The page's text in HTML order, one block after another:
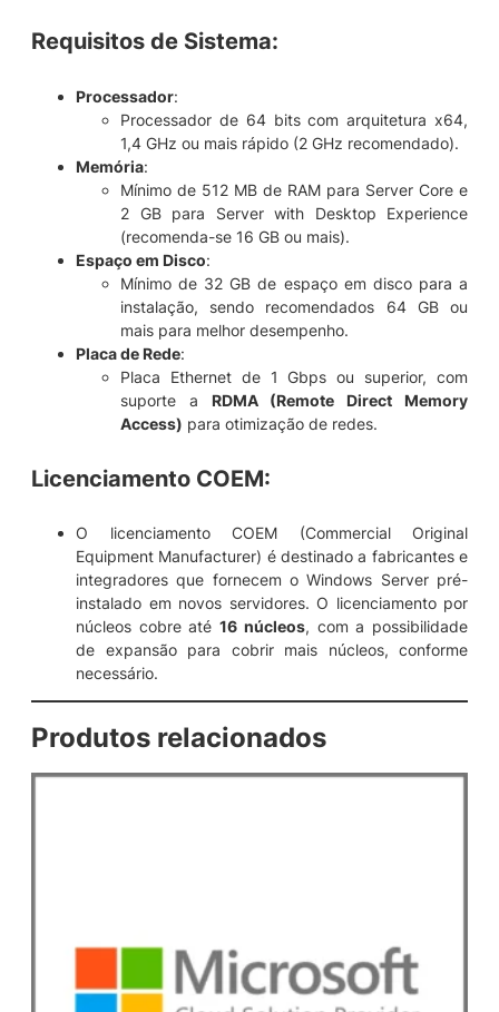
Requisitos de Sistema:
Processador:
Processador de 64 bits com arquitetura x64,
1,4 GHz ou mais rápido (2 GHz recomendado).
Memória:
Mínimo de 512 MB de RAM para Server Core e
2 GB para Server with Desktop Experience
(recomenda-se 16 GB ou mais).
Espaço em Disco:
Mínimo de 32 GB de espaço em disco para a
instalação, sendo recomendados 64 GB ou
mais para melhor desempenho.
Placa de Rede:
Placa Ethernet de 1 Gbps ou superior, com
suporte a RDMA (Remote Direct Memory
Access) para otimização de redes.
Licenciamento COEM:
O licenciamento COEM (Commercial Original
Equipment Manufacturer) é destinado a fabricantes e
integradores que fornecem o Windows Server pré-
instalado em novos servidores. O licenciamento por
núcleos cobre até16 núcleos, com a possibilidade
de expansão para cobrir mais núcleos, conforme
necessário.
Produtos relacionados